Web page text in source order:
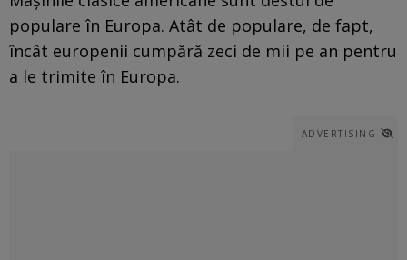
populare în Europa. Atât de populare, de fapt,
încât europenii cumpără zeci de mii pe an pentru
a le trimite în Europa.
ADVERTISING